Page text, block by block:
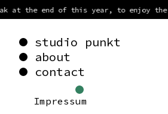
the end of this year, to enjoy the
studio punkt
about
contact
Impressum